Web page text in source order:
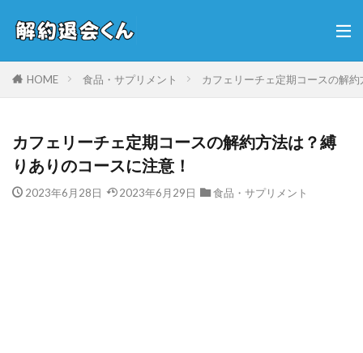
HOME 食品・サプリメント カフェリーチェ定期コースの解
カフェリーチェ定期コースの解約方法は？縛
りありのコースに注意！
2023年6月28日 2023年6月29日 食品・サプリメント